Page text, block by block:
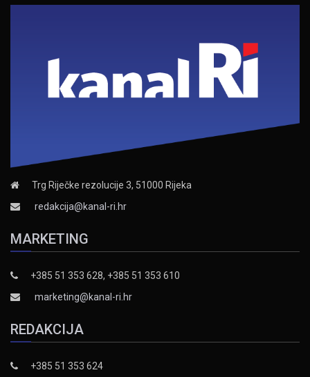
Trg Riječke rezolucije 3, 51000 Rijeka
redakcija@kanal-ri.hr
MARKETING
+385 51 353 628, +385 51 353 610
marketing@kanal-ri.hr
REDAKCIJA
+385 51 353 624